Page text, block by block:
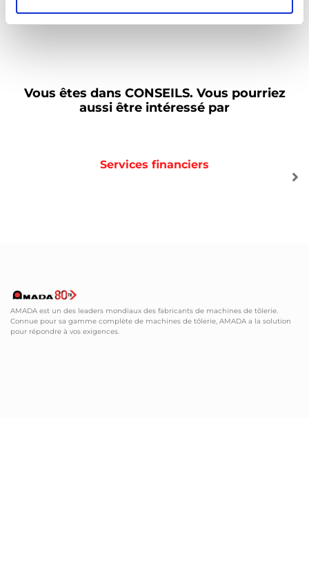
Vous êtes dans CONSEILS. Vous pourriez
aussi être intéressé par
Services financiers
AMADA est un des leaders mondiaux des fabricants de machines de tôlerie.
Connue pour sa gamme complète de machines de tôlerie, AMADA a la solution
pour répondre à vos exigences.